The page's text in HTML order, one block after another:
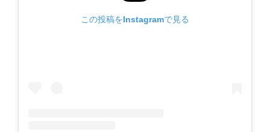
この投稿をInstagramで見る